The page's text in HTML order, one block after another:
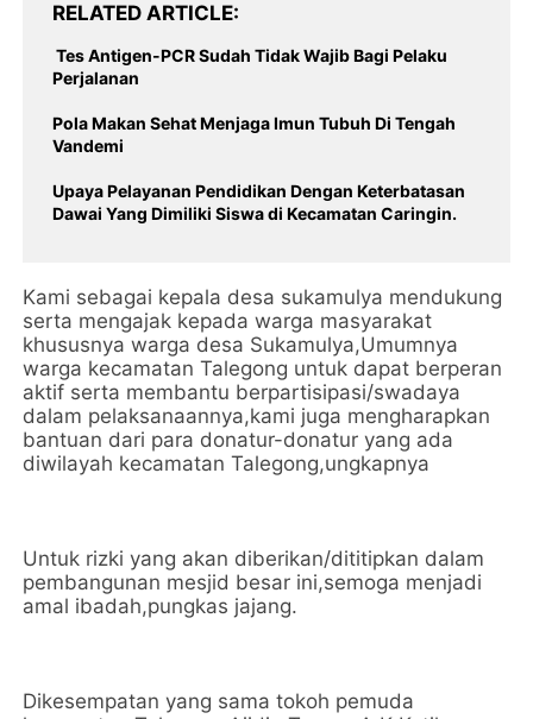
RELATED ARTICLE
Tes Antigen-PCR Sudah Tidak Wajib Bagi Pelaku
Perjalanan
Pola Makan Sehat Menjaga Imun Tubuh Di Tengah
Vandemi
Upaya Pelayanan Pendidikan Dengan Keterbatasan
Dawai Yang Dimiliki Siswa di Kecamatan Caringin.
Kami sebagai kepala desa sukamulya mendukung
serta mengajak kepada warga masyarakat
khususnya warga desa Sukamulya,Umumnya
warga kecamatan Talegong untuk dapat berperan
aktif serta membantu berpartisipasi/swadaya
dalam pelaksanaannya,kami juga mengharapkan
bantuan dari para donatur-donatur yang ada
diwilayah kecamatan Talegong,ungkapnya
Untuk rizki yang akan diberikan/dititipkan dalam
pembangunan mesjid besar ini,semoga menjadi
amal ibadah,pungkas jajang.
Dikesempatan yang sama tokoh pemuda